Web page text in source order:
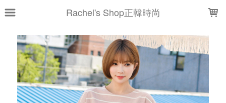
Rachel's Shop正韓時尚